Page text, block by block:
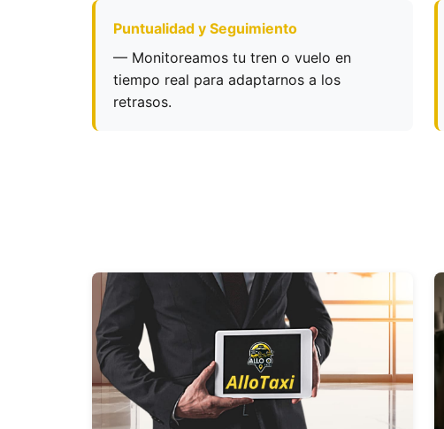
Puntualidad y Seguimiento
— Monitoreamos tu tren o vuelo en
tiempo real para adaptarnos a los
retrasos.